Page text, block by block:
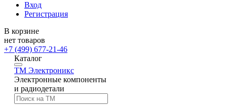
Вход
Регистрация
В корзине
нет товаров
+7 (499) 677-21-46
Каталог
TM Электроникс
Электронные компоненты
и радиодетали